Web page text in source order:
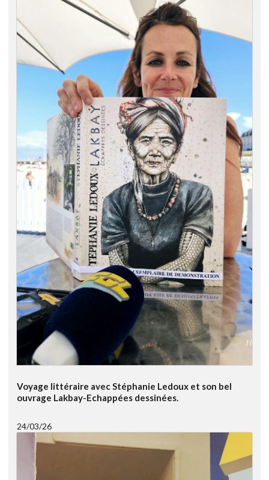
Voyage littéraire avec Stéphanie Ledoux et son bel
ouvrage Lakbay-Echappées dessinées.
24/03/26